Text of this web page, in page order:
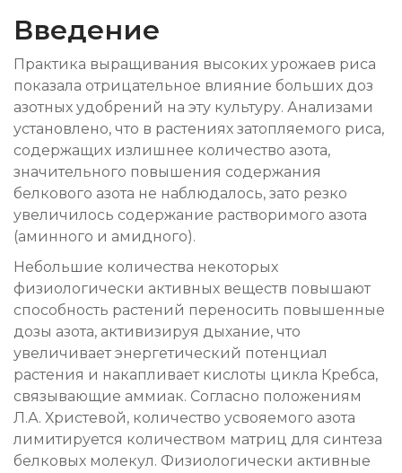
Введение
Практика выращивания высоких урожаев риса
показала отрицательное влияние больших доз
азотных удобрений на эту культуру. Анализами
установлено, что в растениях затопляемого риса,
содержащих излишнее количество азота,
значительного повышения содержания
белкового азота не наблюдалось, зато резко
увеличилось содержание растворимого азота
(аминного и амидного).
Небольшие количества некоторых
физиологически активных веществ повышают
способность растений переносить повышенные
дозы азота, активизируя дыхание, что
увеличивает энергетический потенциал
растения и накапливает кислоты цикла Кребса,
связывающие аммиак. Согласно положениям
Л.А. Христевой, количество усвояемого азота
лимитируется количеством матриц для синтеза
белковых молекул. Физиологически активные